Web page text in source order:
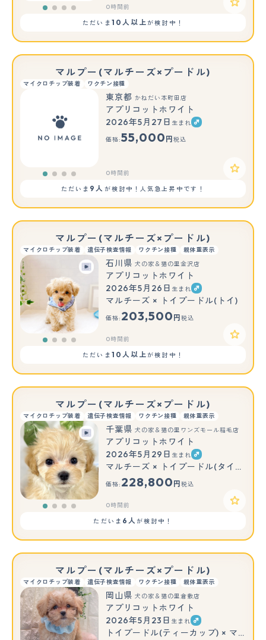
0時間前
ただいま 10人以上が検討中！
マルプー(マルチーズ×プードル)
マイクロチップ装着 ワクチン接種
東京都 かねだい本町田店
アプリコットホワイト
2026年5月27日 生まれ
価格:55,000 円 税込
0時間前
ただいま 9人 が検討中！人気急上昇中です！
マルプー(マルチーズ×プードル)
マイクロチップ装着 遺伝子検査情報 ワクチン接種 親体重表示
石川県 犬の家＆猫の里金沢店
アプリコットホワイト
2026年5月26日 生まれ
マルチーズ × トイプードル(トイ)
価格: 203,500 円 税込
0時間前
ただいま 10人以上が検討中！
マルプー(マルチーズ×プードル)
マイクロチップ装着 遺伝子検査情報 ワクチン接種 親体重表示
千葉県 犬の家＆猫の里ワンズモール稲毛店
アプリコットホワイト
2026年5月29日 生まれ
マルチーズ × トイプードル(タイニー)
価格: 228,800 円 税込
0時間前
ただいま 6人が検討中！
マルプー(マルチーズ×プードル)
マイクロチップ装着 遺伝子検査情報 ワクチン接種 親体重表示
もっと見る
岡山県 犬の家＆猫の里倉敷店
アプリコットホワイト
2026年5月23日 生まれ
トイプードル(ティーカップ) × マルチーズ